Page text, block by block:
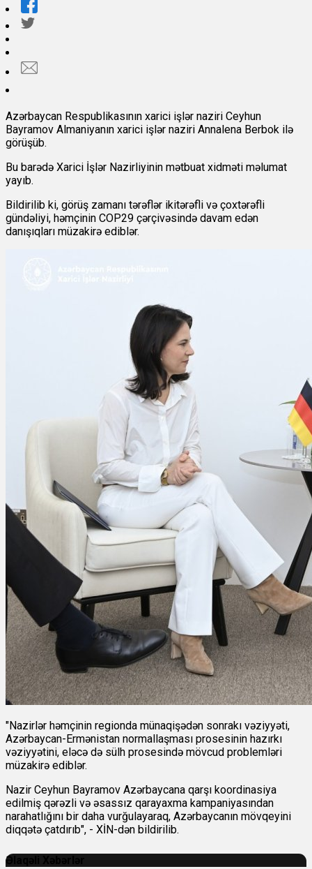
Azərbaycan Respublikasının xarici işlər naziri Ceyhun
Bayramov Almaniyanın xarici işlər naziri Annalena Berbok ilə
görüşüb.
Bu barədə Xarici İşlər Nazirliyinin mətbuat xidməti məlumat
yayıb.
Bildirilib ki, görüş zamanı tərəflər ikitərəfli və çoxtərəfli
gündəliyi, həmçinin COP29 çərçivəsində davam edən
danışıqları müzakirə ediblər.
"Nazirlər həmçinin regionda münaqişədən sonrakı vəziyyəti,
Azərbaycan-Ermənistan normallaşması prosesinin hazırkı
vəziyyətini, eləcə də sülh prosesində mövcud problemləri
müzakirə ediblər.
Nazir Ceyhun Bayramov Azərbaycana qarşı koordinasiya
edilmiş qərəzli və əsassız qarayaxma kampaniyasından
narahatlığını bir daha vurğulayaraq, Azərbaycanın mövqeyini
diqqətə çatdırıb", - XİN-dən bildirilib.
Əlaqəli Xəbərlər